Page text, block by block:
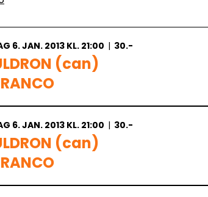
6. JAN. 2013 KL. 21:00 | 30.-
(can)
6. JAN. 2013 KL. 21:00 | 30.-
(can)